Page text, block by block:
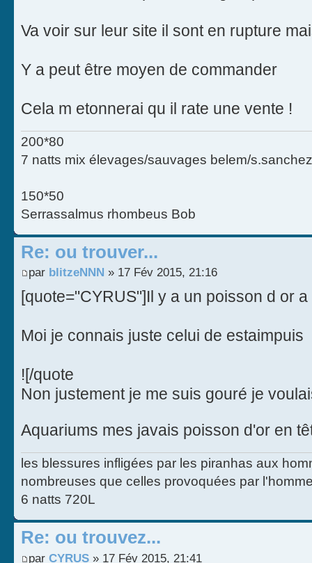
Va voir sur leur site il sont en rupture
Y a peut être moyen de commander
Cela m etonnerai qu il rate une vente !
200*80
7 natts mix élevages/sauvages belem/
150*50
Serrassalmus rhombeus Bob
Re: ou trouver...
par blitzeNNN » 17 Fév 2015, 21:16
[quote="CYRUS"]Il y a un poisson d or
Moi je connais juste celui de estaimpuis
![/quote
Non justement je me suis gouré je
Aquariums mes javais poisson d'or en
les blessures infligées par les piranhas aux
nombreuses que celles provoquées par
6 natts 720L
Re: ou trouvez...
par CYRUS » 17 Fév 2015, 21:41